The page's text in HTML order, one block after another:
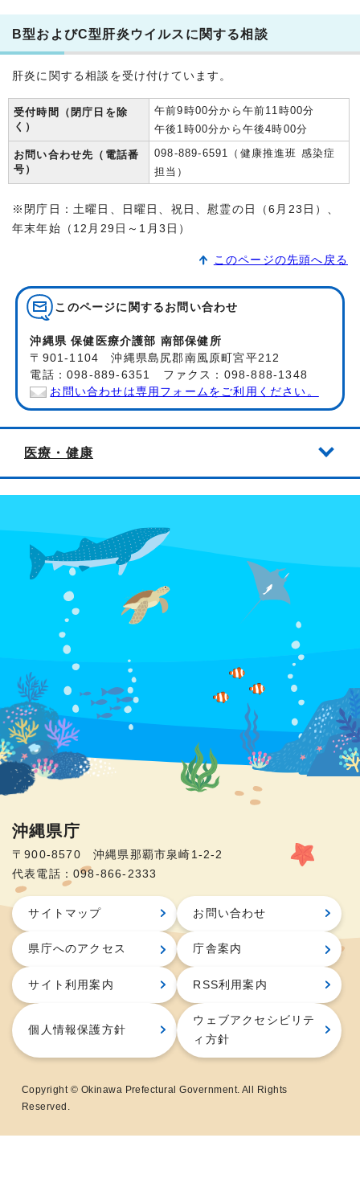
B型およびC型肝炎ウイルスに関する相談
肝炎に関する相談を受け付けています。
受付時間（閉庁日を除
く）
午前9時00分から午前11時00分
午後1時00分から午後4時00分
お問い合わせ先（電話番
号）
098-889-6591（健康推進班 感染症
担当）
※閉庁日：土曜日、日曜日、祝日、慰霊の日（6月23日）、
年末年始（12月29日～1月3日）
このページの先頭へ戻る
このページに関する お問い合わせ
沖縄県 保健医療介護部 南部保健所
〒901-1104 沖縄県島尻郡南風原町宮平212
電話：098-889-6351 ファクス：098-888-1348
お問い合わせは専用フォームをご利用ください。
医療・健康
沖縄県庁
〒900-8570 沖縄県那覇市泉崎1-2-2
代表電話：098-866-2333
サイトマップ お問い合わせ
県庁へのアクセス 庁舎案内
サイト利用案内 RSS利用案内
個人情報保護方針
ウェブアクセシビリテ
ィ方針
Copyright © Okinawa Prefectural Government. All Rights
Reserved.